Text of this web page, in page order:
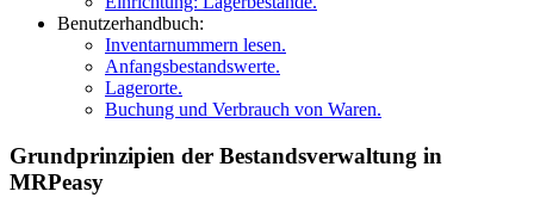
Benutzerhandbuch:
Inventarnummern lesen.
Anfangsbestandswerte.
Lagerorte.
Buchung und Verbrauch von Waren.
Grundprinzipien der Bestandsverwaltung in
MRPeasy